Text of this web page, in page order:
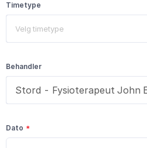
Timetype
Velg timetype
Behandler
Dato